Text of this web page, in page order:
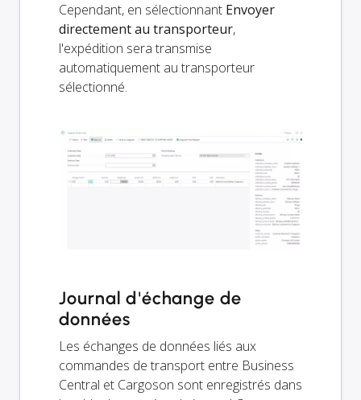
Cependant, en sélectionnant Envoyer
directement au transporteur,
l'expédition sera transmise
automatiquement au transporteur
sélectionné.
Journal d'échange de
données
Les échanges de données liés aux
commandes de transport entre Business
Central et Cargoson sont enregistrés dans